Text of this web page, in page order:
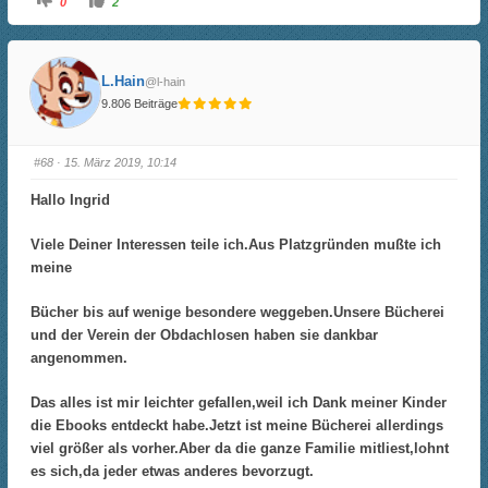
c
k
e
n
f
ü
r
u
n
c
h
u
n
n
n
l
e
f
u
n
h
L.Hain@l-hain
9.806 Beiträge
#68 · 15. März 2019, 10:14
Hallo Ingrid
Viele Deiner Interessen teile ich.Aus Platzgründen mußte ich
meine
Bücher bis auf wenige besondere weggeben.Unsere Bücherei
und der Verein der Obdachlosen haben sie dankbar
angenommen.
Das alles ist mir leichter gefallen,weil ich Dank meiner Kinder
die Ebooks entdeckt habe.Jetzt ist meine Bücherei allerdings
viel größer als vorher.Aber da die ganze Familie mitliest,lohnt
es sich,da jeder etwas anderes bevorzugt.